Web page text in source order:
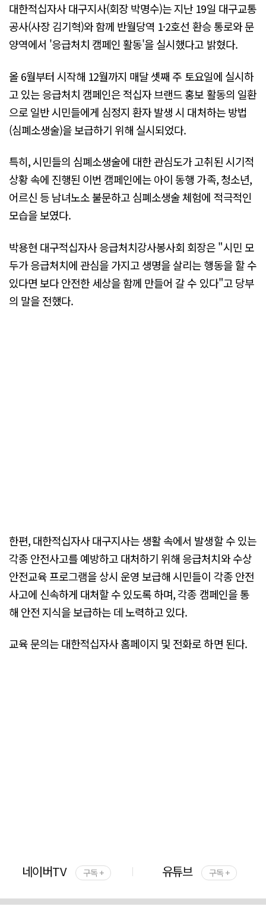
대한적십자사 대구지사(회장 박명수)는 지난 19일 대구교통
공사(사장 김기혁)와 함께 반월당역 1·2호선 환승 통로와 문
양역에서 '응급처치 캠페인 활동'을 실시했다고 밝혔다.
올 6월부터 시작해 12월까지 매달 셋째 주 토요일에 실시하
고 있는 응급처치 캠페인은 적십자 브랜드 홍보 활동의 일환
으로 일반 시민들에게 심정지 환자 발생 시 대처하는 방법
(심폐소생술)을 보급하기 위해 실시되었다.
특히, 시민들의 심폐소생술에 대한 관심도가 고취된 시기적
상황 속에 진행된 이번 캠페인에는 아이 동행 가족, 청소년,
어르신 등 남녀노소 불문하고 심폐소생술 체험에 적극적인
모습을 보였다.
박용현 대구적십자사 응급처치강사봉사회 회장은 "시민 모
두가 응급처치에 관심을 가지고 생명을 살리는 행동을 할 수
있다면 보다 안전한 세상을 함께 만들어 갈 수 있다"고 당부
의 말을 전했다.
한편, 대한적십자사 대구지사는 생활 속에서 발생할 수 있는
각종 안전사고를 예방하고 대처하기 위해 응급처치와 수상
안전교육 프로그램을 상시 운영 보급해 시민들이 각종 안전
사고에 신속하게 대처할 수 있도록 하며, 각종 캠페인을 통
해 안전 지식을 보급하는 데 노력하고 있다.
교육 문의는 대한적십자사 홈페이지 및 전화로 하면 된다.
네이버TV 구독 + 유튜브 구독 +